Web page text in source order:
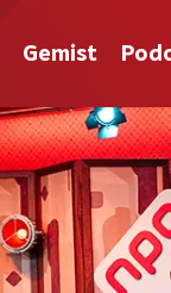
Gemist